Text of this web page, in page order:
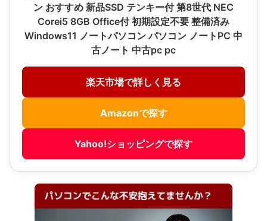
ン おすすめ 新品SSD テンキー付 第8世代 NEC
Corei5 8GB Office付 初期設定不要 整備済み
Windows11 ノートパソコン パソコン ノートPC 中
古ノート 中古pc pc
楽天市場で詳しく見る
Amazonで探す
Yahoo!ショッピングで探す